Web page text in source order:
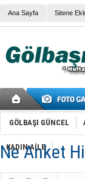
Ana Sayfa Sitene
GÖLBAŞI GÜNCEL
KADIN AİLE
Ne Anket